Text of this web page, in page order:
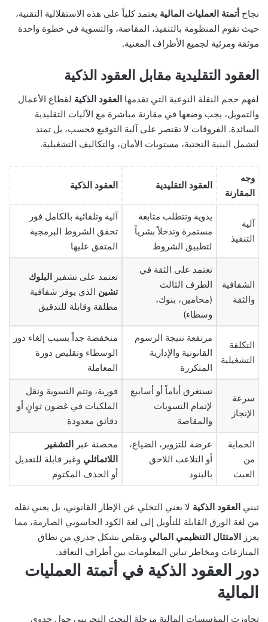
نجاح أتمتة العمليات المالية يعتمد كلياً على هذه الاستقلالية التقنية،
حيث تقوم المنظومة بالتنفيذ، المقاصة، والتسوية في خطوة واحدة
موثقة ومرئية لجميع الأطراف المعنية.
العقود التقليدية مقابل العقود الذكية
لفهم حجم النقلة النوعية التي تقدمها العقود الذكية لقطاع الأعمال
والتمويل، يجب وضعها في مقارنة مباشرة مع الآليات التقليدية
السائدة. الفروقات لا تقتصر على آلية التوقيع فحسب، بل تمتد
لتشمل البنية التحتية، مستويات الأمان، والتكاليف التشغيلية.
وجه
المقارنة
العقود التقليدية العقود الذكية
آلية
التنفيذ
يدوية وتتطلب متابعة
مستمرة وتدخلاً بشرياً
لتطبيق الشروط
آلية وتلقائية بالكامل فور
تحقق الشروط البرمجية
المتفق عليها
الشفافية
والثقة
تعتمد على الثقة في
الطرف الثالث
(محامين، بنوك،
وسطاء)
تعتمد على تشفير البلوك
تشين الذي يوفر شفافية
مطلقة وقابلة للتدقيق
التكلفة
التشغيلية
مرتفعة نتيجة الرسوم
القانونية والإدارية
المتكررة
منخفضة جداً بسبب إلغاء دور
الوسطاء وتقليص دورة
المعاملة
سرعة
الإنجاز
تستغرق أياماً أو أسابيع
لإتمام التسويات
والمقاصة
فورية، وتتم التسوية ونقل
الملكيات في غضون ثوانٍ أو
دقائق معدودة
الحماية
من
العبث
عرضة للتزوير، الضياع،
أو التلاعب اللاحق
بالبنود
محصنة عبر التشفير
اللاتماثلي وغير قابلة للتعديل
أو الحذف المكتوم
تبني العقود الذكية لا يعني التخلي عن الإطار القانوني، بل يعني نقله
من لغة الورق القابلة للتأويل إلى لغة الكود الحاسوبي الصارمة، مما
يعزز الامتثال التنظيمي المالي ويقلص بشكل جذري من نطاق
المنازعات ومخاطر تباين المعلومات بين أطراف التعاقد.
دور العقود الذكية في أتمتة العمليات
المالية
تجاوزت المؤسسات المالية مرحلة البحث التجريبي حول جدوى